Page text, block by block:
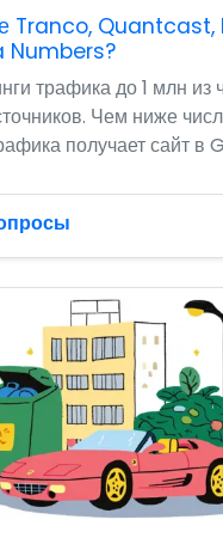
Tranco,
Numbers?
трафика до 1 млн из
Чем ниже
получает сайт в